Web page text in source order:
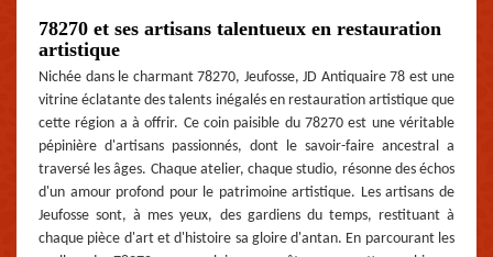
78270 et ses artisans talentueux en restauration
artistique
Nichée dans le charmant 78270, Jeufosse, JD Antiquaire 78 est une
vitrine éclatante des talents inégalés en restauration artistique que
cette région a à offrir. Ce coin paisible du 78270 est une véritable
pépinière d'artisans passionnés, dont le savoir-faire ancestral a
traversé les âges. Chaque atelier, chaque studio, résonne des échos
d'un amour profond pour le patrimoine artistique. Les artisans de
Jeufosse sont, à mes yeux, des gardiens du temps, restituant à
chaque pièce d'art et d'histoire sa gloire d'antan. En parcourant les